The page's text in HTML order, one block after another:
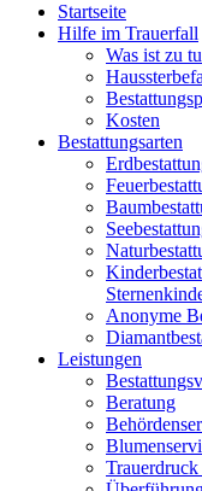
Startseite
Hilfe im Trauerfall
Was ist zu
Kosten
Bestattungsarten
Anonyme
Leistungen
Beratung